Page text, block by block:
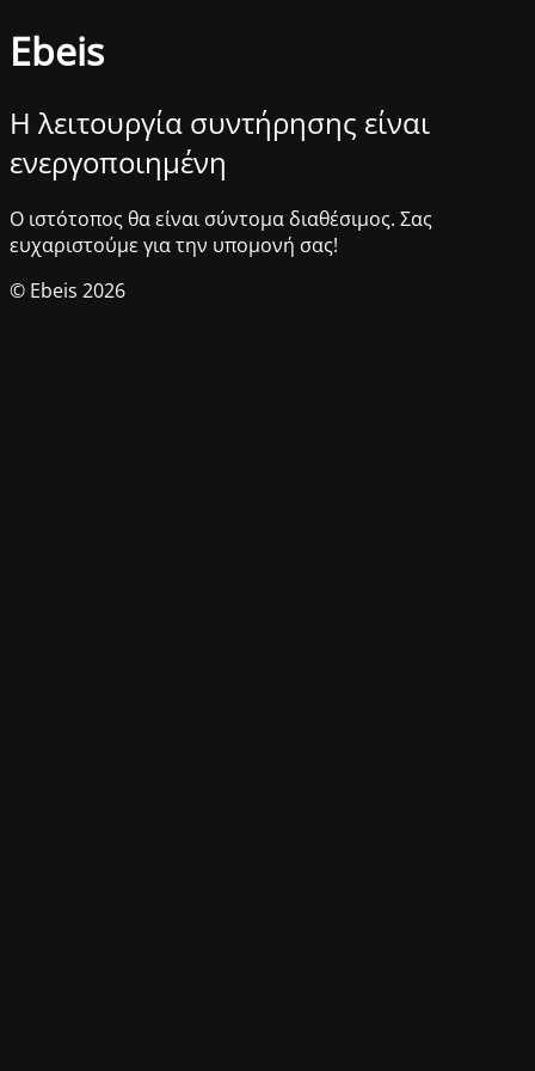
Ebeis
Η λειτουργία συντήρησης είναι
ενεργοποιημένη
Ο ιστότοπος θα είναι σύντομα διαθέσιμος. Σας
ευχαριστούμε για την υπομονή σας!
© Ebeis 2026